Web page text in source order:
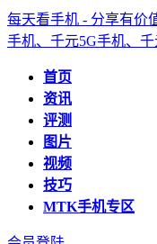
每天看手机 - 分享有价
手机、千元5G手机、
首页
资讯
评测
图片
视频
技巧
MTK手机专区